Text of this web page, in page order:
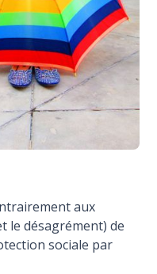
aux
le désagrément) de
sociale par